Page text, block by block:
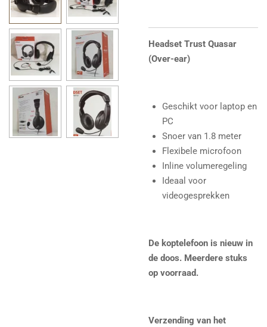
Headset Trust Quasar
(Over-ear)
Geschikt voor laptop en
PC
Snoer van 1.8 meter
Flexibele microfoon
Inline volumeregeling
Ideaal voor
videogesprekken
De koptelefoon is nieuw in
de doos. Meerdere stuks
op voorraad.
Verzending van het